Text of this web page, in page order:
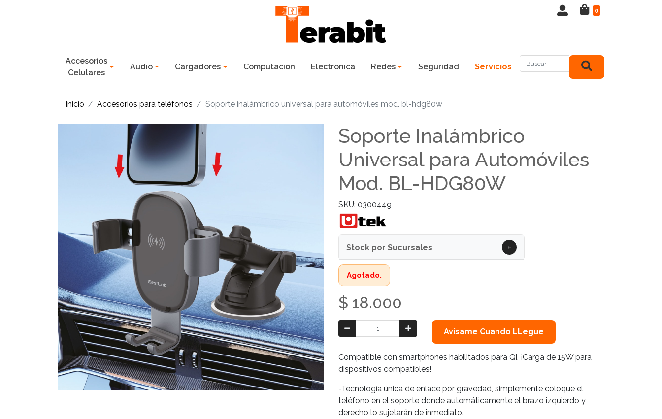
0
Accesorios
Celulares
Audio Cargadores Computación Electrónica Redes Seguridad Servicios
Inicio Accesorios para teléfonos Soporte inalámbrico universal para automóviles mod. bl-hdg80w
Soporte Inalámbrico
Universal para Automóviles
Mod. BL-HDG80W
SKU: 0300449
Stock por Sucursales +
Agotado.
$ 18.000
Avísame Cuando LLegue
Compatible con smartphones habilitados para Qi. ¡Carga de 15W para
dispositivos compatibles!
-Tecnología única de enlace por gravedad, simplemente coloque el
teléfono en el soporte donde automáticamente el brazo izquierdo y
derecho lo sujetarán de inmediato.